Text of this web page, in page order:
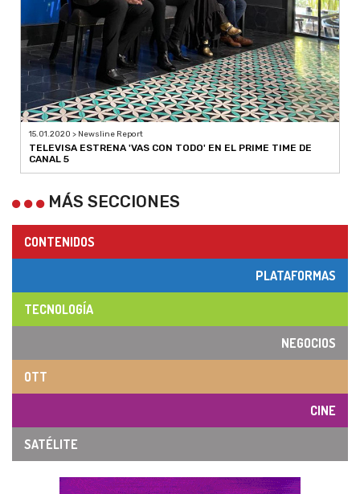
15.01.2020 > Newsline Report
TELEVISA ESTRENA 'VAS CON TODO' EN EL PRIME TIME DE
CANAL 5
MÁS SECCIONES
CONTENIDOS
PLATAFORMAS
TECNOLOGÍA
NEGOCIOS
OTT
CINE
SATÉLITE